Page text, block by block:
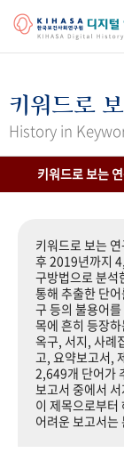
걸어온 길 기관
연구 역사
기록물 아카이
사진 아카이브
+1주년 기념
성과 50선 숫자
세계와 함께 한
키워드로
History in
키워드로 보는
키워드로 보는
후 2019년까지
구방법으로 분석
통해 추출한 단
구 등의 불용어
목에 흔히 등장
옥구, 서지, 사례
고, 요약보고서,
2,649개 단어가
보고서 중에서
이 제목으로부터
어려운 보고서는